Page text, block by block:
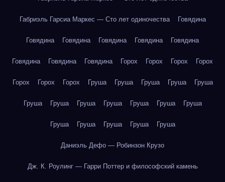
Габриэль Гарсиа Маркес — Сто лет одиночества Говядина
Говядина Говядина Говядина Говядина Говядина
Говядина Говядина Говядина Горох Горох Горох Горох
Горох Горох Горох Груша Груша Груша Груша Груша
Груша Груша Груша Груша Груша Груша Груша
Груша Груша Груша Груша Груша
Даниэль Дефо — Робинзон Крузо
Дж. К. Роулинг — Гарри Поттер и философский камень